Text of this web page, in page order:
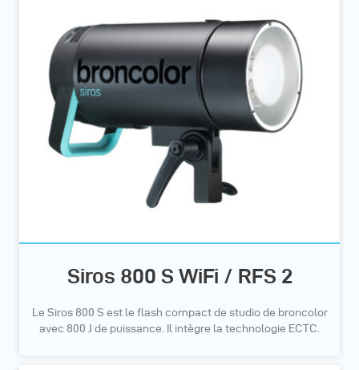
Siros 800 S WiFi / RFS 2
Le Siros 800 S est le flash compact de studio de broncolor
avec 800 J de puissance. Il intègre la technologie ECTC.